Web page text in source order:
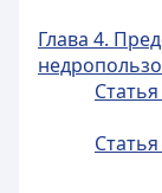
Глава 4.